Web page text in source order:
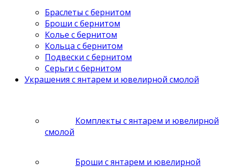
Браслеты с бернитом
Броши с бернитом
Колье с бернитом
Кольца с бернитом
Подвески с бернитом
Серьги с бернитом
Украшения с янтарем и ювелирной смолой
Комплекты с янтарем и ювелирной
смолой
Броши с янтарем и ювелирной